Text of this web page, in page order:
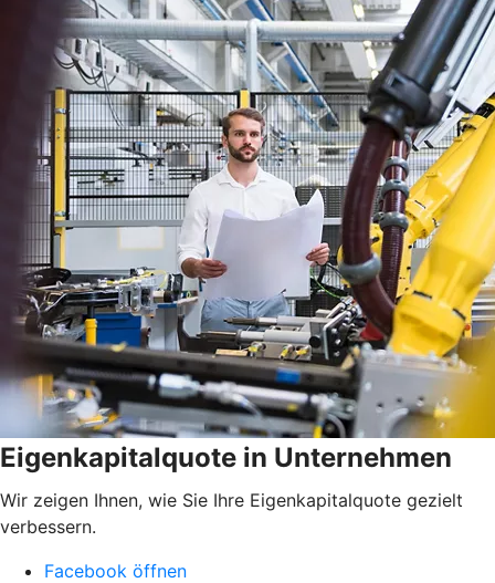
Eigenkapitalquote in Unternehmen
Wir zeigen Ihnen, wie Sie Ihre Eigenkapitalquote gezielt
verbessern.
Facebook öffnen